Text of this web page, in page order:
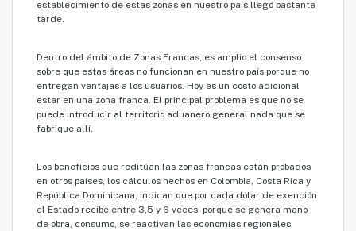
establecimiento de estas zonas en nuestro país llegó bastante
tarde.
Dentro del ámbito de Zonas Francas, es amplio el consenso
sobre que estas áreas no funcionan en nuestro país porque no
entregan ventajas a los usuarios. Hoy es un costo adicional
estar en una zona franca. El principal problema es que no se
puede introducir al territorio aduanero general nada que se
fabrique allí.
Los beneficios que reditúan las zonas francas están probados
en otros países, los cálculos hechos en Colombia, Costa Rica y
República Dominicana, indican que por cada dólar de exención
el Estado recibe entre 3,5 y 6 veces, porque se genera mano
de obra, consumo, se reactivan las economías regionales.